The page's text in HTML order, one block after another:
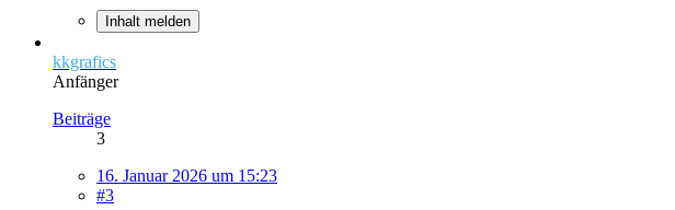
Inhalt melden
kkgrafics
Anfänger
Beiträge
3
16. Januar 2026 um 15:23
#3